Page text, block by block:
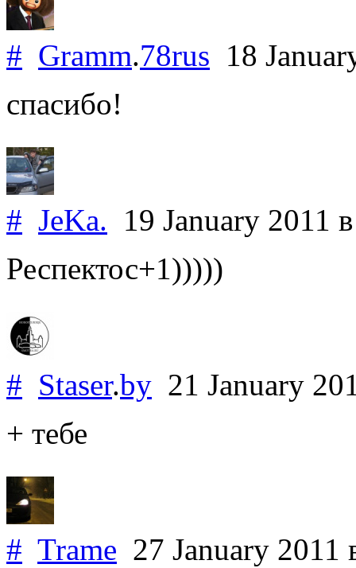
# Gramm.78rus 18
спасибо!
# JeKa. 19 January 2011
Респектос+1)))))
# Staser.by 21 January
+ тебе
# Trame 27 January 2011